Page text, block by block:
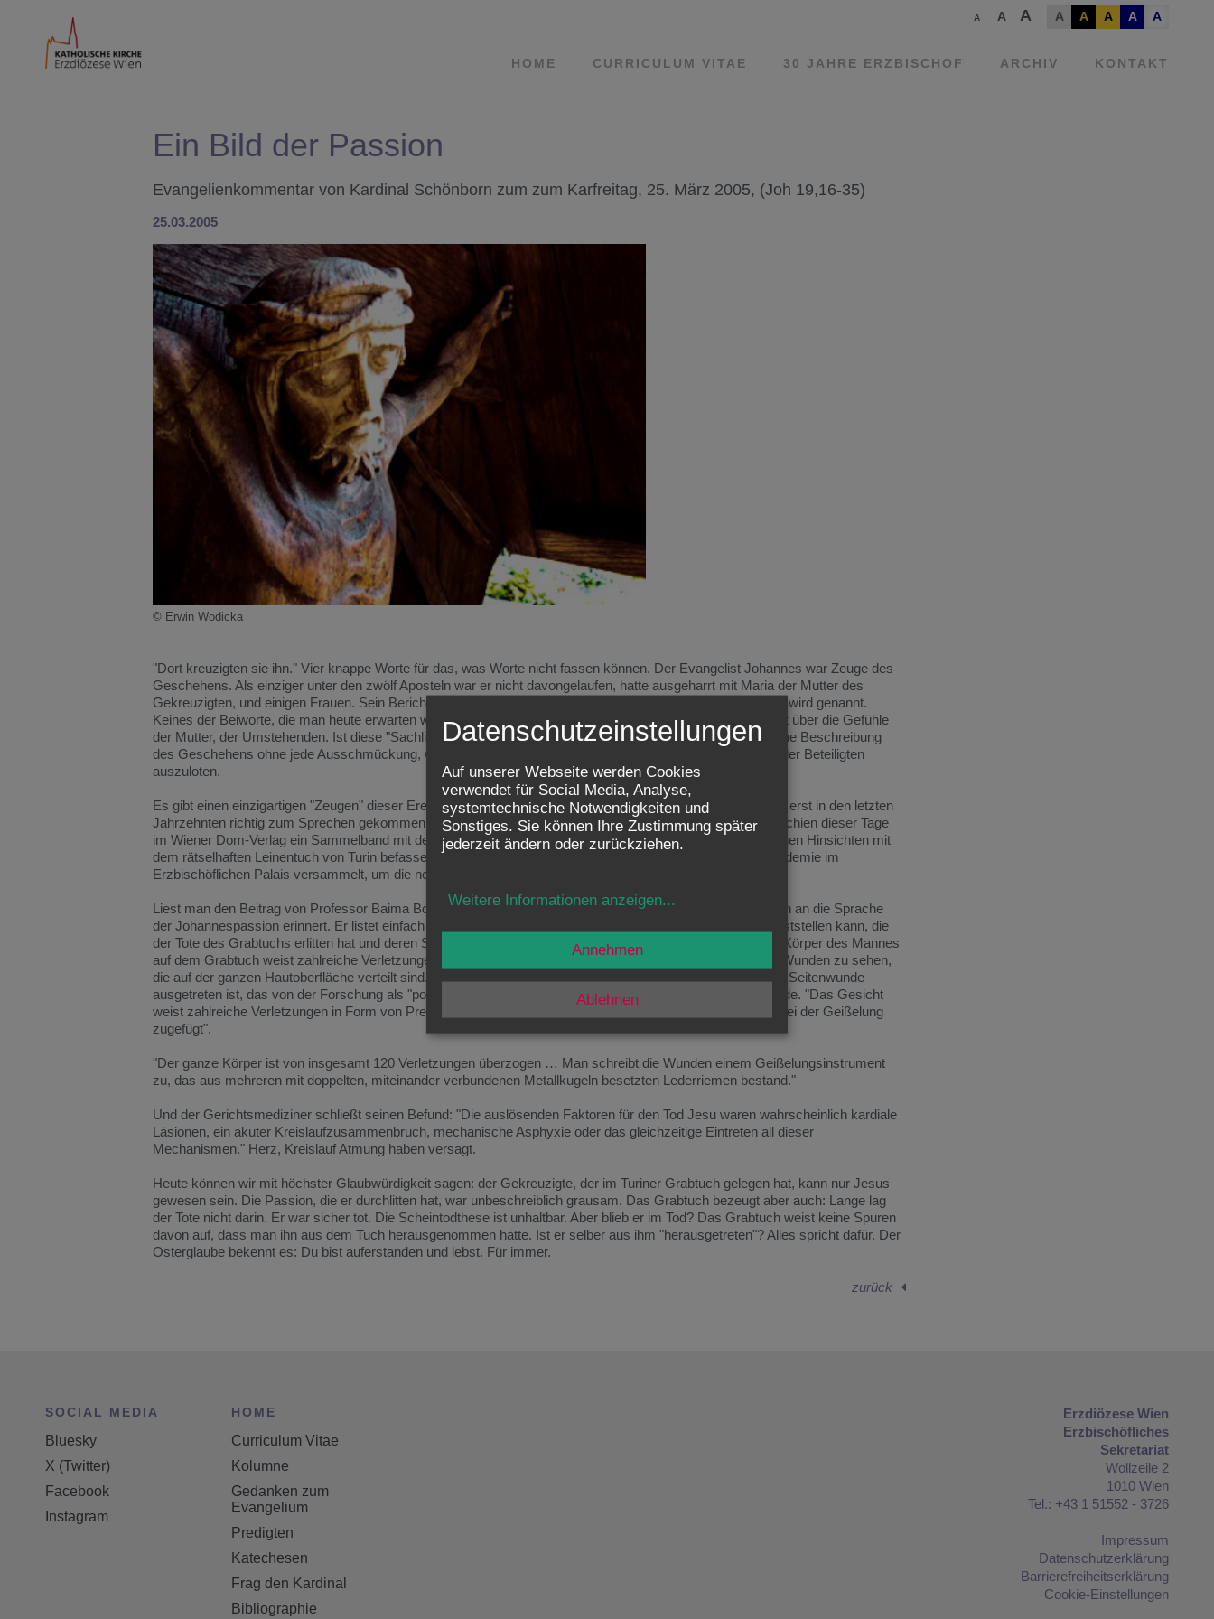
A A A A A A A A
HOME CURRICULUM VITAE 30 JAHRE ERZBISCHOF ARCHIV KONTAKT
Ein Bild der Passion
Evangelienkommentar von Kardinal Schönborn zum zum Karfreitag, 25. März 2005, (Joh 19,16-35)
25.03.2005
© Erwin Wodicka
"Dort kreuzigten sie ihn." Vier knappe Worte für das, was Worte nicht fassen können. Der Evangelist Johannes war Zeuge des
Geschehens. Als einziger unter den zwölf Aposteln war er nicht davongelaufen, hatte ausgeharrt mit Maria der Mutter des
Gekreuzigten, und einigen Frauen. Sein Bericht ist völlig nüchtern. Fakten werden aufgelistet, keine Emotion wird genannt.
Keines der Beiworte, die man heute erwarten würde: grauenhaft, schrecklich, blutig, quälend. Auch kein Wort über die Gefühle
der Mutter, der Umstehenden. Ist diese "Sachlichkeit" herzlos? Im Gegenteil. Die knappen Worte, die einfache Beschreibung
des Geschehens ohne jede Ausschmückung, wirken unvergleichlich stärker als alle Versuche, die Gefühle der Beteiligten
auszuloten.
Es gibt einen einzigartigen "Zeugen" dieser Ereignisse des Karfreitags, der bis heute befragt werden kann, ja erst in den letzten
Jahrzehnten richtig zum Sprechen gekommen ist: "Das Turiner Grabtuch." Unter diesem schlichten Titel erschien dieser Tage
im Wiener Dom-Verlag ein Sammelband mit den Beiträgen von Wissenschaftlern, die sich unter verschiedenen Hinsichten mit
dem rätselhaften Leinentuch von Turin befassen. Sie hatten sich auf Einladung der Wiener Katholischen Akademie im
Erzbischöflichen Palais versammelt, um die neuesten Forschungsergebnisse zu präsentieren.
Liest man den Beitrag von Professor Baima Bollone, einem Gerichtsmediziner aus Turin, dann fühlt man sich an die Sprache
der Johannespassion erinnert. Er listet einfach auf, was der erfahrene Gerichtsmediziner über die Qualen feststellen kann, die
der Tote des Grabtuchs erlitten hat und deren Spuren sich dem Stoff eingeprägt haben. So schreibt er: "Der Körper des Mannes
auf dem Grabtuch weist zahlreiche Verletzungen auf. Tatsächlich sind auf Vorder- und Rückenansicht viele Wunden zu sehen,
die auf der ganzen Hautoberfläche verteilt sind." Besonders auffallend ist die große Blutmenge, die aus einer Seitenwunde
ausgetreten ist, das von der Forschung als "postmortal", d.h. nach dem Tode heraus geflossen, erkannt wurde. "Das Gesicht
weist zahlreiche Verletzungen in Form von Prellungen auf." Die deutlich sichtbare Nasenverletzung "wurde bei der Geißelung
zugefügt".
"Der ganze Körper ist von insgesamt 120 Verletzungen überzogen … Man schreibt die Wunden einem Geißelungsinstrument
zu, das aus mehreren mit doppelten, miteinander verbundenen Metallkugeln besetzten Lederriemen bestand."
Und der Gerichtsmediziner schließt seinen Befund: "Die auslösenden Faktoren für den Tod Jesu waren wahrscheinlich kardiale
Läsionen, ein akuter Kreislaufzusammenbruch, mechanische Asphyxie oder das gleichzeitige Eintreten all dieser
Mechanismen." Herz, Kreislauf Atmung haben versagt.
Heute können wir mit höchster Glaubwürdigkeit sagen: der Gekreuzigte, der im Turiner Grabtuch gelegen hat, kann nur Jesus
gewesen sein. Die Passion, die er durchlitten hat, war unbeschreiblich grausam. Das Grabtuch bezeugt aber auch: Lange lag
der Tote nicht darin. Er war sicher tot. Die Scheintodthese ist unhaltbar. Aber blieb er im Tod? Das Grabtuch weist keine Spuren
davon auf, dass man ihn aus dem Tuch herausgenommen hätte. Ist er selber aus ihm "herausgetreten"? Alles spricht dafür. Der
Osterglaube bekennt es: Du bist auferstanden und lebst. Für immer.
zurück
SOCIAL MEDIA
Bluesky
X (Twitter)
Facebook
Instagram
HOME
Curriculum Vitae
Kolumne
Gedanken zum
Evangelium
Predigten
Katechesen
Frag den Kardinal
Bibliographie
Erzdiözese Wien
Erzbischöfliches
Sekretariat
Wollzeile 2
1010 Wien
Tel.: +43 1 51552 - 3726
Impressum
Datenschutzerklärung
Barrierefreiheitserklärung
Cookie-Einstellungen
Datenschutzeinstellungen
Auf unserer Webseite werden Cookies
verwendet für Social Media, Analyse,
systemtechnische Notwendigkeiten und
Sonstiges. Sie können Ihre Zustimmung später
jederzeit ändern oder zurückziehen.
Weitere Informationen anzeigen...
Ablehnen
Annehmen